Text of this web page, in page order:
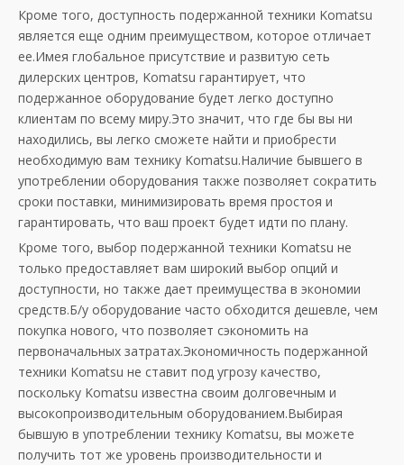
Кроме того, доступность подержанной техники Komatsu
является еще одним преимуществом, которое отличает
ее.Имея глобальное присутствие и развитую сеть
дилерских центров, Komatsu гарантирует, что
подержанное оборудование будет легко доступно
клиентам по всему миру.Это значит, что где бы вы ни
находились, вы легко сможете найти и приобрести
необходимую вам технику Komatsu.Наличие бывшего в
употреблении оборудования также позволяет сократить
сроки поставки, минимизировать время простоя и
гарантировать, что ваш проект будет идти по плану.
Кроме того, выбор подержанной техники Komatsu не
только предоставляет вам широкий выбор опций и
доступности, но также дает преимущества в экономии
средств.Б/у оборудование часто обходится дешевле, чем
покупка нового, что позволяет сэкономить на
первоначальных затратах.Экономичность подержанной
техники Komatsu не ставит под угрозу качество,
поскольку Komatsu известна своим долговечным и
высокопроизводительным оборудованием.Выбирая
бывшую в употреблении технику Komatsu, вы можете
получить тот же уровень производительности и